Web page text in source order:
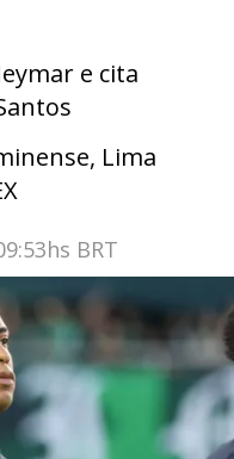
e cita
Lima
BRT